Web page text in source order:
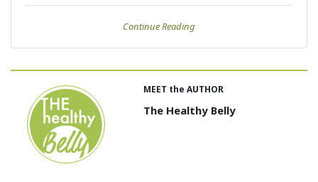
Continue Reading
MEET the AUTHOR
The Healthy Belly